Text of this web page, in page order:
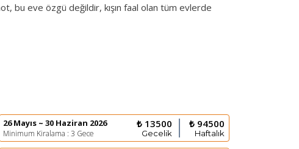
bu eve özgü değildir, kışın faal olan tüm evlerde
26 Mayıs ~ 30 Haziran 2026
Minimum Kiralama : 3 Gece
₺ 13500
Gecelik
₺ 94500
Haftalık